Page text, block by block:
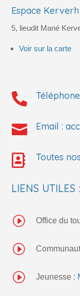
Espace Kerverh
5, lieudit Mané
Voir sur la carte

 Email :
 Toutes
LIENS UTILES :
I Office du
I
I Jeunesse :